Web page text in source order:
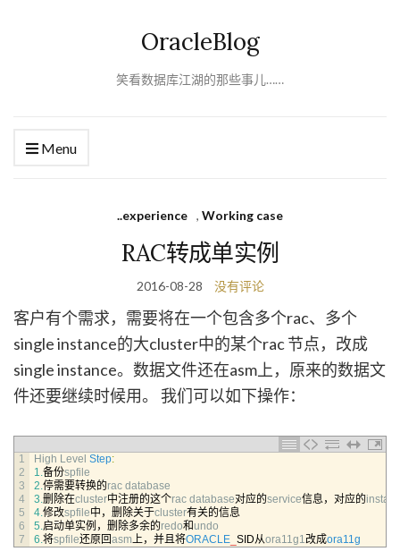
OracleBlog
笑看数据库江湖的那些事儿……
Menu
..experience , Working case
RAC转成单实例
2016-08-28 没有评论
客户有个需求，需要将在一个包含多个rac、多个
single instance的大cluster中的某个rac 节点，改成
single instance。数据文件还在asm上，原来的数据文
件还要继续时候用。 我们可以如下操作：
1
2
3
4
5
6
7
High Level Step:
1.备份spfile
2.停需要转换的rac database
3.删除在cluster中注册的这个rac database对应的service信息，对应的
4.修改spfile中，删除关于cluster有关的信息
5.启动单实例，删除多余的redo和undo
6.将spfile还原回asm上，并且将ORACLE SID从ora11g1改成ora11g